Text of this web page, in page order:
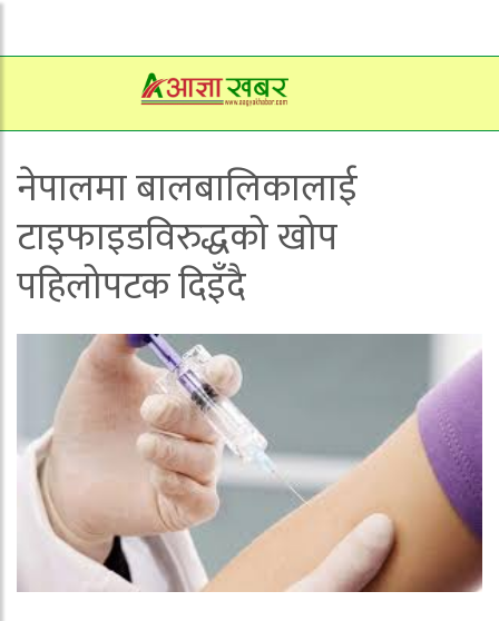
नेपालमा बालबालिकालाई
टाइफाइडविरुद्धको खोप
पहिलोपटक दिइँदै